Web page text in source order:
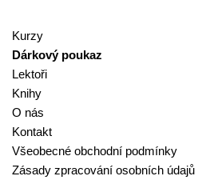
Kurzy
Dárkový poukaz
Lektoři
Knihy
O nás
Kontakt
Všeobecné obchodní podmínky
Zásady zpracování osobních údajů